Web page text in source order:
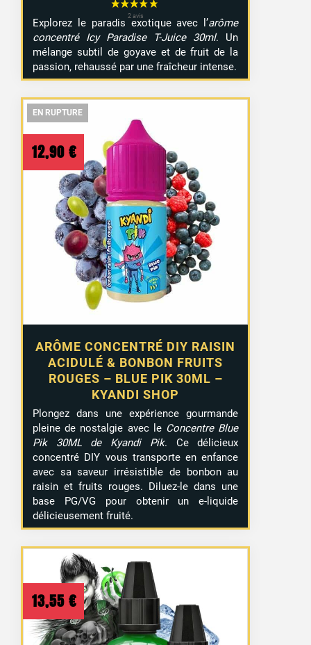
Explorez le paradis exotique avec l’arôme
concentré Icy Paradise T-Juice 30ml. Un
mélange subtil de goyave et de fruit de la
passion, rehaussé par une fraîcheur intense.
EN RUPTURE
EN RUPTURE
ARÔME CONCENTRÉ DIY RAISIN
ACIDULÉ & BONBON FRUITS
ROUGES – BLUE PIK 30ML –
KYANDI SHOP
12,90 €
Plongez dans une expérience gourmande
pleine de nostalgie avec le Concentre Blue
Pik 30ML de Kyandi Pik. Ce délicieux
concentré DIY vous transporte en enfance
avec sa saveur irrésistible de bonbon au
raisin et fruits rouges. Diluez-le dans une
base PG/VG pour obtenir un e-liquide
délicieusement fruité.
EN RUPTURE
13,55 €